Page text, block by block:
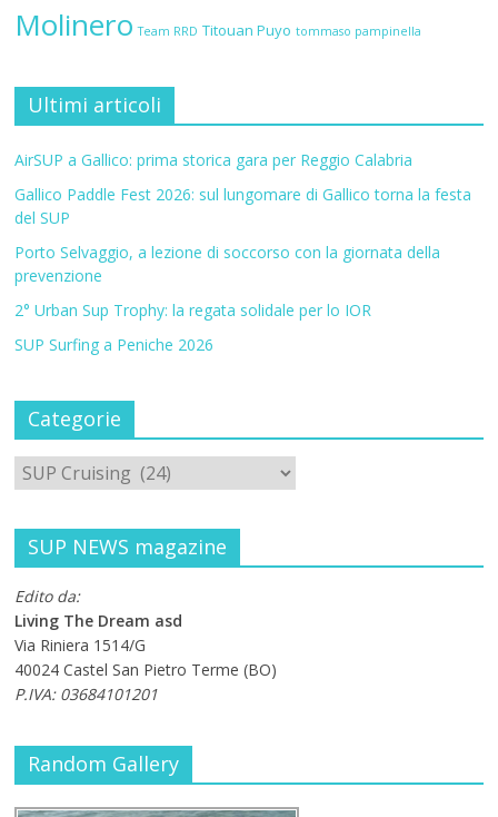
Molinero Team RRD Titouan Puyo tommaso pampinella
Ultimi articoli
AirSUP a Gallico: prima storica gara per Reggio Calabria
Gallico Paddle Fest 2026: sul lungomare di Gallico torna la festa
del SUP
Porto Selvaggio, a lezione di soccorso con la giornata della
prevenzione
2° Urban Sup Trophy: la regata solidale per lo IOR
SUP Surfing a Peniche 2026
Categorie
SUP NEWS magazine
Edito da:
Living The Dream asd
Via Riniera 1514/G
40024 Castel San Pietro Terme (BO)
P.IVA: 03684101201
Random Gallery